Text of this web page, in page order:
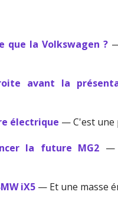
que la Volkswagen ?—
avant la
électrique — C'est une
la future MG2 —
iX5 — Et une masse